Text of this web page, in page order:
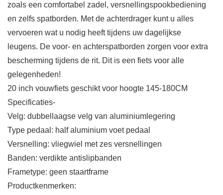
zoals een comfortabel zadel, versnellingspookbediening
en zelfs spatborden. Met de achterdrager kunt u alles
vervoeren wat u nodig heeft tijdens uw dagelijkse
leugens. De voor- en achterspatborden zorgen voor extra
bescherming tijdens de rit. Dit is een fiets voor alle
gelegenheden!
20 inch vouwfiets geschikt voor hoogte 145-180CM
Specificaties-
Velg: dubbellaagse velg van aluminiumlegering
Type pedaal: half aluminium voet pedaal
Versnelling: vliegwiel met zes versnellingen
Banden: verdikte antislipbanden
Frametype: geen staartframe
Productkenmerken: